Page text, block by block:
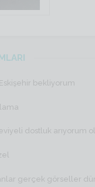
bekliyorum
dostluk arıyorum
gerçek görseller